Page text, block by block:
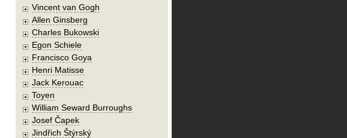
Vincent van Gogh
Allen Ginsberg
Charles Bukowski
Egon Schiele
Francisco Goya
Henri Matisse
Jack Kerouac
Toyen
William Seward Burroughs
Josef Čapek
Jindřich Štýrský